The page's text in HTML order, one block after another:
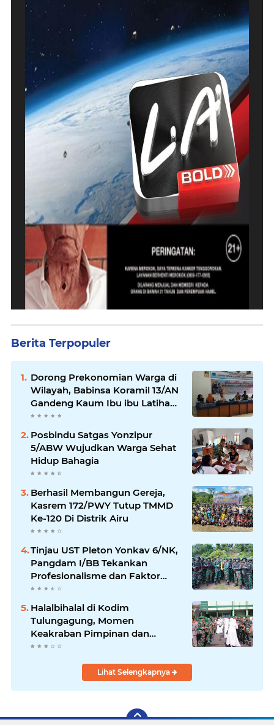
Berita Terpopuler
Dorong Prekonomian Warga di
Wilayah, Babinsa Koramil 13/AN
Gandeng Kaum Ibu ibu Latihan
Jahit Menjahit
Posbindu Satgas Yonzipur
5/ABW Wujudkan Warga Sehat
Hidup Bahagia
Berhasil Membangun Gereja,
Kasrem 172/PWY Tutup TMMD
Ke-120 Di Distrik Airu
Tinjau UST Pleton Yonkav 6/NK,
Pangdam I/BB Tekankan
Profesionalisme dan Faktor
Keamanan
Halalbihalal di Kodim
Tulungagung, Momen
Keakraban Pimpinan dan
Bawahan
Lihat Selengkapnya